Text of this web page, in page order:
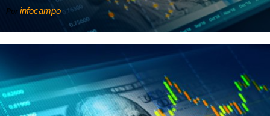
Por infocampo